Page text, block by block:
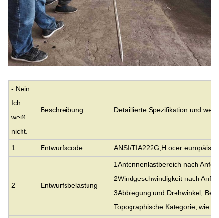
- Nein.
Ich
weiß
nicht.
Beschreibung Detaillierte Spezifikation und
1 Entwurfscode ANSI/TIA222G,H oder
2 Entwurfsbelastung
1Antennenlastbereich nach
2Windgeschwindigkeit nach
3Abbiegung und Drehwinkel,
Topographische Kategorie, wie